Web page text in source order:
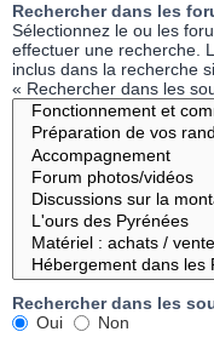
Rechercher dans les
Sélectionnez le ou les
effectuer une recherche.
inclus dans la recherche
« Rechercher dans les
Rechercher dans les
Oui
Non